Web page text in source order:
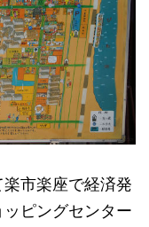
市楽座で経済発
ピングセンター